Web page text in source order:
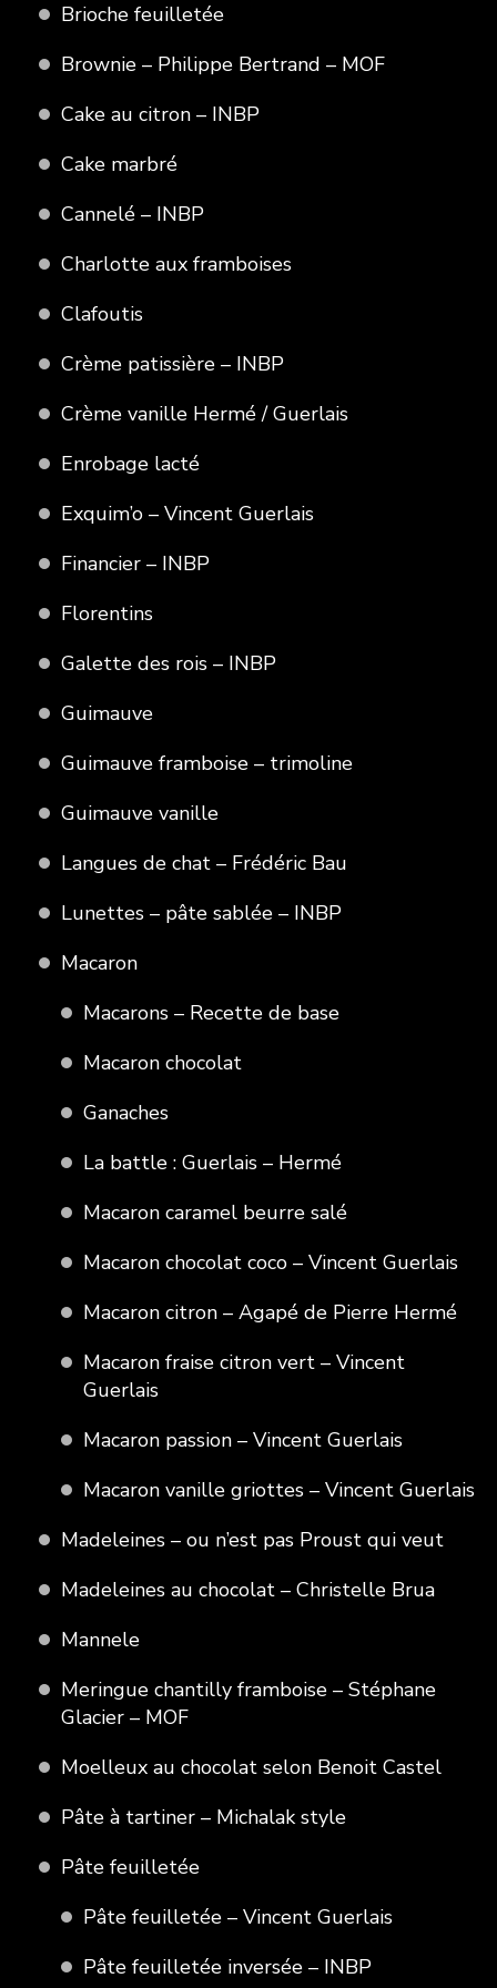
Brioche feuilletée
Brownie – Philippe Bertrand – MOF
Cake au citron – INBP
Cake marbré
Cannelé – INBP
Charlotte aux framboises
Clafoutis
Crème patissière – INBP
Crème vanille Hermé / Guerlais
Enrobage lacté
Exquim’o – Vincent Guerlais
Financier – INBP
Florentins
Galette des rois – INBP
Guimauve
Guimauve framboise – trimoline
Guimauve vanille
Langues de chat – Frédéric Bau
Lunettes – pâte sablée – INBP
Macaron
Macarons – Recette de base
Macaron chocolat
Ganaches
La battle : Guerlais – Hermé
Macaron caramel beurre salé
Macaron chocolat coco – Vincent Guerlais
Macaron citron – Agapé de Pierre Hermé
Macaron fraise citron vert – Vincent
Guerlais
Macaron passion – Vincent Guerlais
Macaron vanille griottes – Vincent Guerlais
Madeleines – ou n’est pas Proust qui veut
Madeleines au chocolat – Christelle Brua
Mannele
Meringue chantilly framboise – Stéphane
Glacier – MOF
Moelleux au chocolat selon Benoit Castel
Pâte à tartiner – Michalak style
Pâte feuilletée
Pâte feuilletée – Vincent Guerlais
Pâte feuilletée inversée – INBP